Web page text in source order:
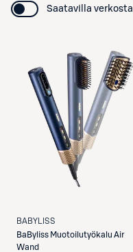
Saatavilla verkosta
BABYLISS
BaByliss Muotoilutyökalu Air
Wand